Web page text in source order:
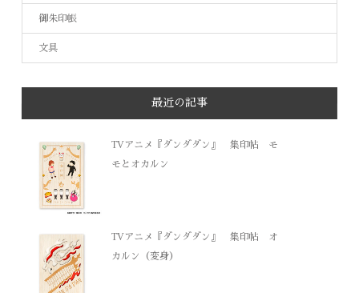
御朱印帳
文具
最近の記事
TVアニメ『ダンダダン』 集印帖 モ
モとオカルン
TVアニメ『ダンダダン』 集印帖 オ
カルン（変身）